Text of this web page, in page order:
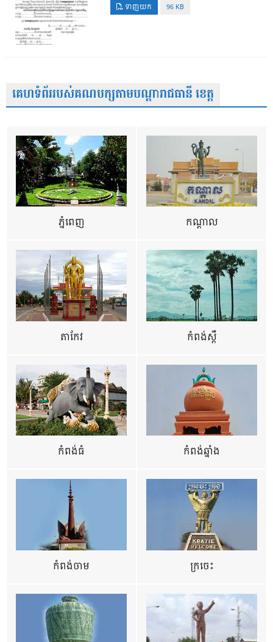
ទាញយក 96 KB
គេហទំព័ររបស់គណបក្សតាមបណ្តារាជធានី ខេត្ត
ភ្នំពេញ កណ្តាល
តាកែវ កំពង់ស្ពឺ
កំពង់ធំ កំពង់ឆ្នាំង
កំពង់ចាម ក្រចេះ